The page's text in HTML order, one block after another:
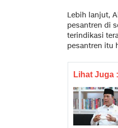
Lebih lanjut,
pesantren di
terindikasi
pesantren itu
Lihat Juga :